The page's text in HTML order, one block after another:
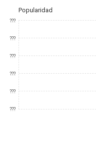
Popularidad
???
???
???
???
???
???